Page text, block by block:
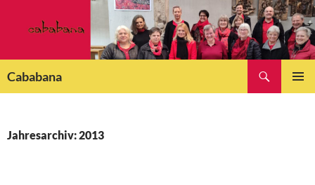
Cababana
Jahresarchiv: 2013